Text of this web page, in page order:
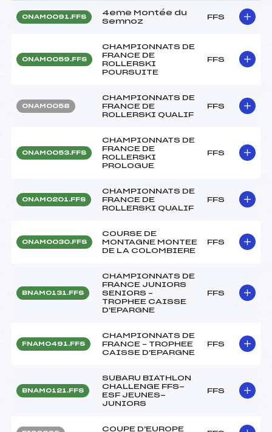
ONAM0091.FFS
4eme Montée du
Semnoz
FFS
ONAM0059.FFS
CHAMPIONNATS DE
FRANCE DE
ROLLERSKI
POURSUITE
FFS
ONAM0058
CHAMPIONNATS DE
FRANCE DE
ROLLERSKI QUALIF
FFS
ONAM0053.FFS
CHAMPIONNATS DE
FRANCE DE
ROLLERSKI
PROLOGUE
FFS
ONAM0201.FFS
CHAMPIONNATS DE
FRANCE DE
ROLLERSKI QUALIF
FFS
ONAM0030.FFS
COURSE DE
MONTAGNE MONTEE
DE LA COLOMBIERE
FFS
BNAM0131.FFS
CHAMPIONNATS DE
FRANCE JUNIORS
SENIORS –
TROPHEE CAISSE
D'EPARGNE
FFS
FNAM0491.FFS
CHAMPIONNATS DE
FRANCE – TROPHEE
CAISSE D'EPARGNE
FFS
BNAM0121.FFS
SUBARU BIATHLON
CHALLENGE FFS-
ESF JEUNES-
JUNIORS
FFS
COUPE D'EUROPE